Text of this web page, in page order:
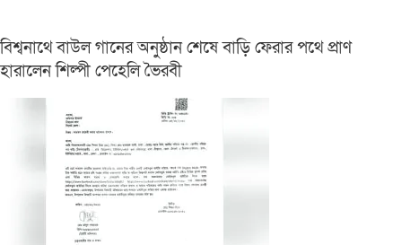
বিশ্বনাথে বাউল গানের অনুষ্ঠান শেষে বাড়ি ফেরার পথে প্রাণ
হারালেন শিল্পী পেহেলি ভৈরবী